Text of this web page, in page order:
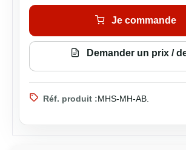
Je commande
Demander un prix /
Réf. produit :MHS-MH-AB.